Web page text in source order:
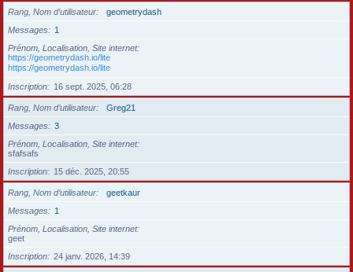
Rang, Nom d’utilisateur
geometrydash
Messages
1
Prénom, Localisation, Site internet
https://geometrydash.io/lite
https://geometrydash.io/lite
Inscription
16 sept. 2025, 06:28
Rang, Nom d’utilisateur
Greg21
Messages
3
Prénom, Localisation, Site internet
sfafsafs
Inscription
15 déc. 2025, 20:55
Rang, Nom d’utilisateur
geetkaur
Messages
1
Prénom, Localisation, Site internet
geet
Inscription
24 janv. 2026, 14:39